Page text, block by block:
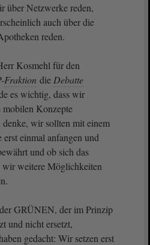
über Netzwerke reden,
auch über die
reden.
Kosmehl für den
Fraktion die Debatte
es wichtig, dass wir
mobilen Konzepte
wir sollten mit einem
einmal anfangen und
und ob sich das
weitere Möglichkeiten
GRÜNEN, der im Prinzip
und nicht ersetzt,
gedacht: Wir setzen erst